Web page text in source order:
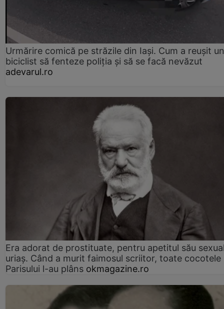
Urmărire comică pe străzile din Iași. Cum a reușit un
biciclist să fenteze poliția și să se facă nevăzut
adevarul.ro
Era adorat de prostituate, pentru apetitul său
uriaș. Când a murit faimosul scriitor, toate cocotele
Parisului l-au plâns okmagazine.ro